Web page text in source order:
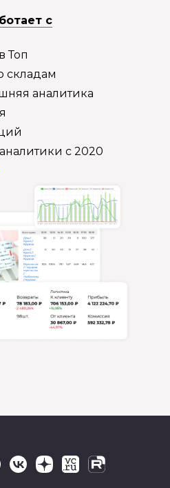
с
Топ
складам
аналитика
с 2020